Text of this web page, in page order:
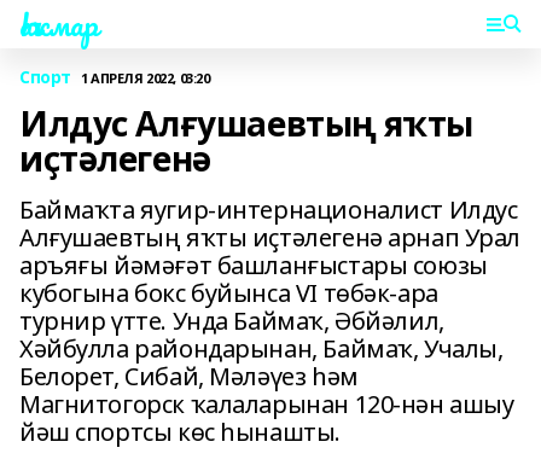
Һаҡмар
Спорт 1 АПРЕЛЯ 2022, 03:20
Илдус Алғушаевтың яҡты
иҫтәлегенә
Баймаҡта яугир-интернационалист Илдус
Алғушаевтың яҡты иҫтәлегенә арнап Урал
аръяғы йәмәғәт башланғыстары союзы
кубогына бокс буйынса VI төбәк-ара
турнир үтте. Унда Баймаҡ, Әбйәлил,
Хәйбулла райондарынан, Баймаҡ, Учалы,
Белорет, Сибай, Мәләүез һәм
Магнитогорск ҡалаларынан 120-нән ашыу
йәш спортсы көс һынашты.